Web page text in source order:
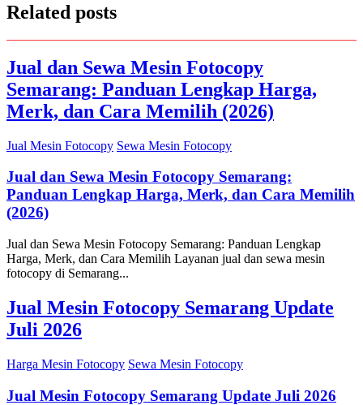
Related posts
Jual dan Sewa Mesin Fotocopy
Semarang: Panduan Lengkap Harga,
Merk, dan Cara Memilih (2026)
Jual Mesin Fotocopy Sewa Mesin Fotocopy
Jual dan Sewa Mesin Fotocopy Semarang:
Panduan Lengkap Harga, Merk, dan Cara Memilih
(2026)
Jual dan Sewa Mesin Fotocopy Semarang: Panduan Lengkap
Harga, Merk, dan Cara Memilih Layanan jual dan sewa mesin
fotocopy di Semarang...
Jual Mesin Fotocopy Semarang Update
Juli 2026
Harga Mesin Fotocopy Sewa Mesin Fotocopy
Jual Mesin Fotocopy Semarang Update Juli 2026